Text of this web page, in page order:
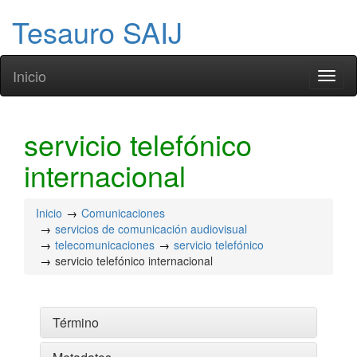
Tesauro SAIJ
Inicio
servicio telefónico
internacional
Inicio
Comunicaciones
servicios de comunicación audiovisual
telecomunicaciones
servicio telefónico
servicio telefónico internacional
Término